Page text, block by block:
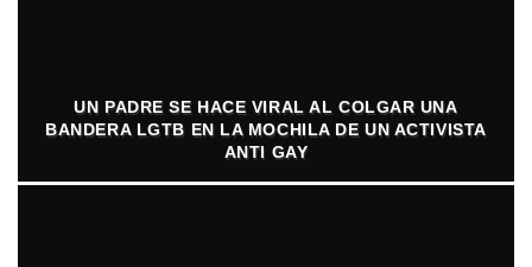
UN PADRE SE HACE VIRAL AL COLGAR UNA
BANDERA LGTB EN LA MOCHILA DE UN ACTIVISTA
ANTI GAY